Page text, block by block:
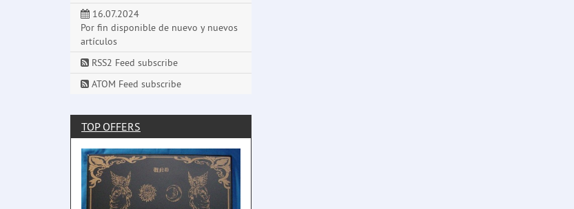
16.07.2024
Por fin disponible de nuevo y nuevos
artículos
RSS2 Feed subscribe
ATOM Feed subscribe
TOP OFFERS